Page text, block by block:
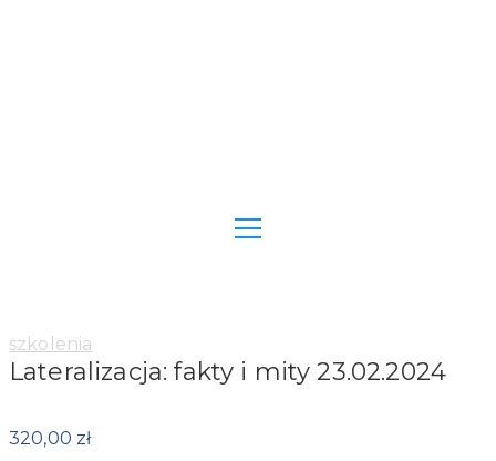
Category:
szkolenia
Lateralizacja: fakty i mity 23.02.2024
320,00 zł